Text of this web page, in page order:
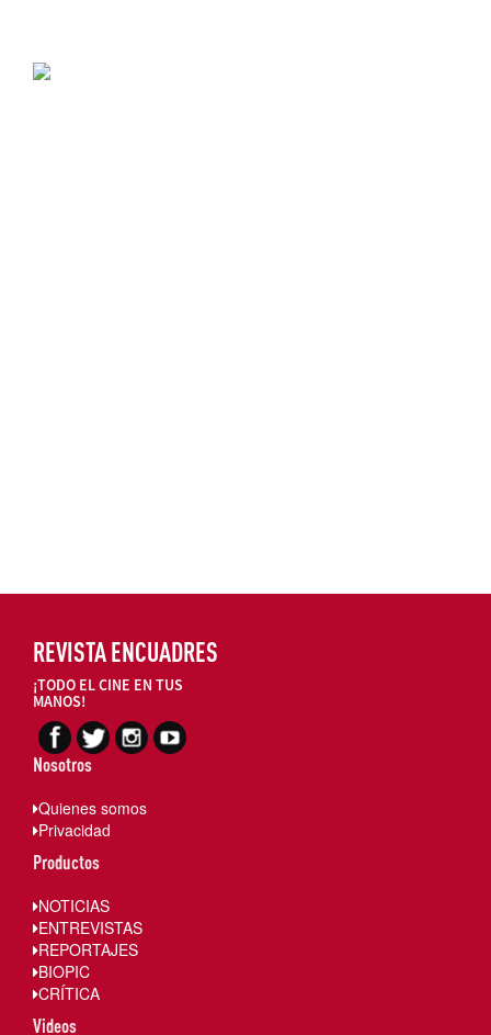
REVISTA ENCUADRES
¡TODO EL CINE EN TUS
MANOS!
Nosotros
Quienes somos
Privacidad
Productos
NOTICIAS
ENTREVISTAS
REPORTAJES
BIOPIC
CRÍTICA
Videos